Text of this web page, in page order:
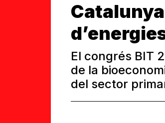
El congrés BIT
de la
del sector